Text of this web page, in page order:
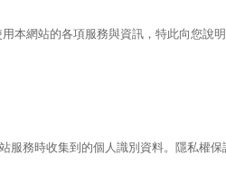
本網站的各項服務與資訊，特此向您說
服務時收集到的個人識別資料。隱私權